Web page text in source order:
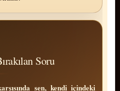
Soru
sen, kendi içindeki